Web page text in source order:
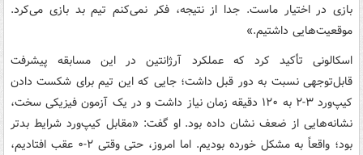
بازی در اختیار ماست. جدا از نتیجه، فکر نمی‌کنم تیم بد بازی می‌کرد.
موقعیت‌هایی داشتیم.»
اسکالونی تأکید کرد که عملکرد آرژانتین در این مسابقه پیشرفت
قابل‌توجهی نسبت به دور قبل داشت؛ جایی که این تیم برای شکست دادن
کیپ‌ورد ۳-۲ به ۱۲۰ دقیقه زمان نیاز داشت و در یک آزمون فیزیکی سخت،
نشانه‌هایی از ضعف نشان داده بود. او گفت: «مقابل کیپ‌ورد شرایط بدتر
بود؛ واقعاً به مشکل خورده بودیم. اما امروز، حتی وقتی ۲-۰ عقب افتادیم،